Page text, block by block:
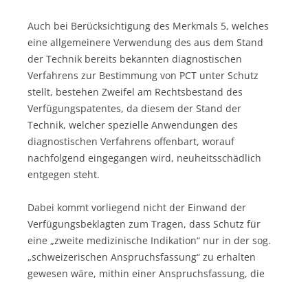
Auch bei Berücksichtigung des Merkmals 5, welches
eine allgemeinere Verwendung des aus dem Stand
der Technik bereits bekannten diagnostischen
Verfahrens zur Bestimmung von PCT unter Schutz
stellt, bestehen Zweifel am Rechtsbestand des
Verfügungspatentes, da diesem der Stand der
Technik, welcher spezielle Anwendungen des
diagnostischen Verfahrens offenbart, worauf
nachfolgend eingegangen wird, neuheitsschädlich
entgegen steht.
Dabei kommt vorliegend nicht der Einwand der
Verfügungsbeklagten zum Tragen, dass Schutz für
eine „zweite medizinische Indikation“ nur in der sog.
„schweizerischen Anspruchsfassung“ zu erhalten
gewesen wäre, mithin einer Anspruchsfassung, die